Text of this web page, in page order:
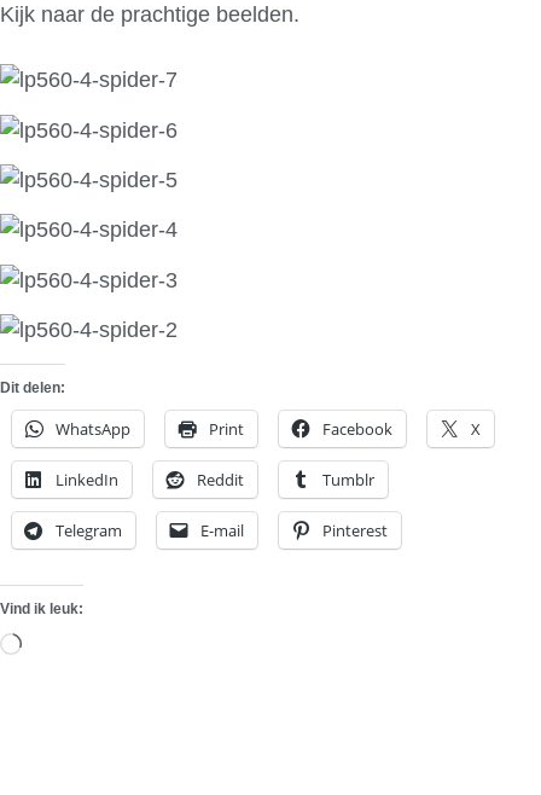
Kijk naar de prachtige beelden.
Dit delen:
WhatsApp Print Facebook X
LinkedIn Reddit Tumblr
Telegram E-mail Pinterest
Vind ik leuk:
Aan